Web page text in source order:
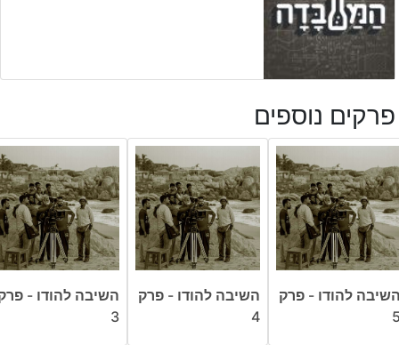
פרקים נוספים
להודו - פרק
השיבה להודו - פרק
4
השיבה להודו -
3